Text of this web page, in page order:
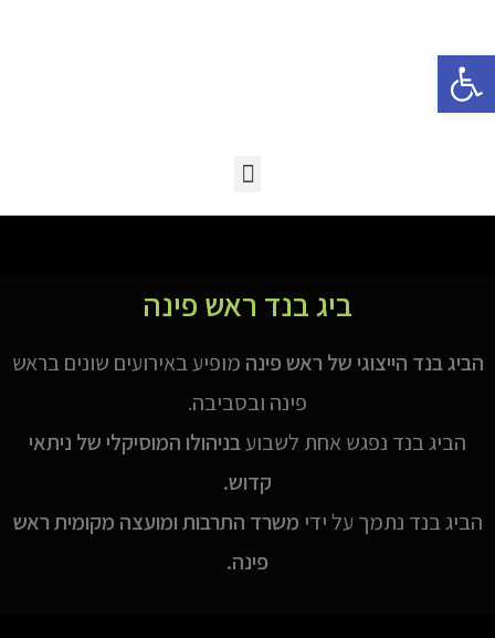
פתח סרגל נגישות
ביג בנד ראש פינה
הביג בנד הייצוגי של ראש פינה מופיע באירועים שונים בראש
פינה ובסביבה.
הביג בנד נפגש אחת לשבועבניהולו המוסיקלי של ניתאי
קדוש.
הביג בנד נתמך על ידי משרד התרבות ומועצה מקומית ראש
פינה.